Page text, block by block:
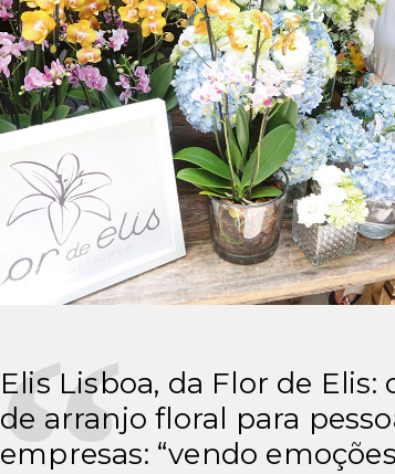
Elis Lisboa, da Flor de
de arranjo floral para
empresas: “vendo